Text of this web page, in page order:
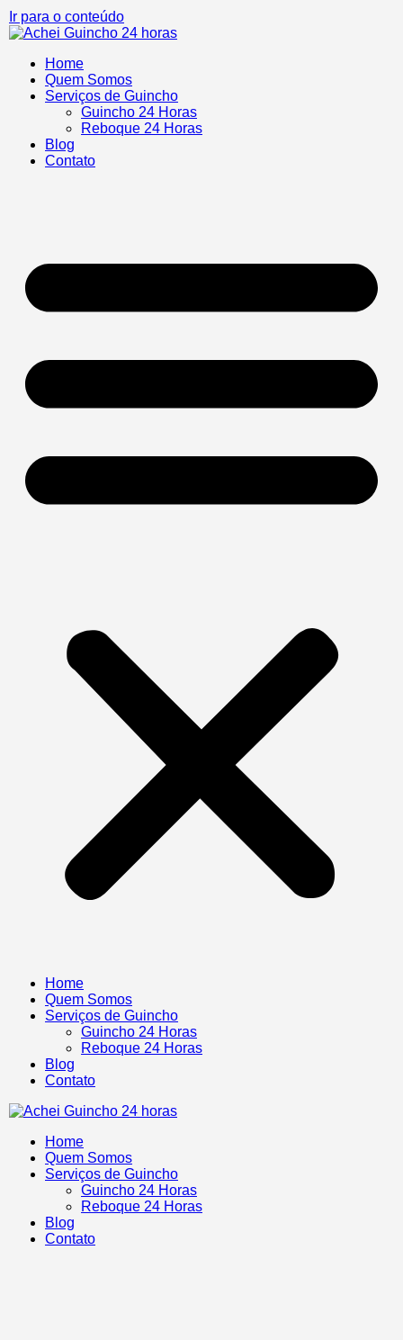
Ir para o conteúdo
Home
Quem Somos
Serviços de Guincho
Guincho 24 Horas
Reboque 24 Horas
Blog
Contato
Home
Quem Somos
Serviços de Guincho
Guincho 24 Horas
Reboque 24 Horas
Blog
Contato
Home
Quem Somos
Serviços de Guincho
Guincho 24 Horas
Reboque 24 Horas
Blog
Contato